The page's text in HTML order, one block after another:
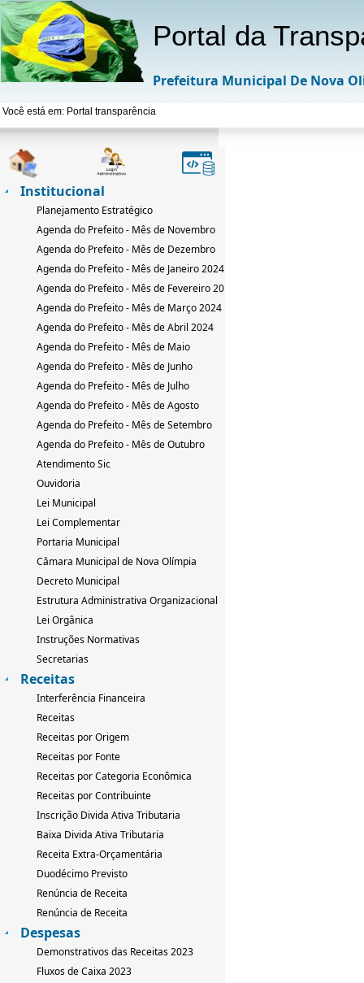
Portal da
Prefeitura Municipal De Nova
Você está em: Portal transparência
Institucional
Planejamento Estratégico
Agenda do Prefeito - Mês de Novembro
Agenda do Prefeito - Mês de Dezembro
Agenda do Prefeito - Mês de Janeiro 2024
Agenda do Prefeito - Mês de Fevereiro 2024
Agenda do Prefeito - Mês de Março 2024
Agenda do Prefeito - Mês de Abril 2024
Agenda do Prefeito - Mês de Maio
Agenda do Prefeito - Mês de Junho
Agenda do Prefeito - Mês de Julho
Agenda do Prefeito - Mês de Agosto
Agenda do Prefeito - Mês de Setembro
Agenda do Prefeito - Mês de Outubro
Atendimento Sic
Ouvidoria
Lei Municipal
Lei Complementar
Portaria Municipal
Câmara Municipal de Nova Olímpia
Decreto Municipal
Estrutura Administrativa Organizacional
Lei Orgânica
Instruções Normativas
Secretarias
Receitas
Interferência Financeira
Receitas
Receitas por Origem
Receitas por Fonte
Receitas por Categoria Econômica
Receitas por Contribuinte
Inscrição Divida Ativa Tributaria
Baixa Divida Ativa Tributaria
Receita Extra-Orçamentária
Duodécimo Previsto
Renúncia de Receita
Renúncia de Receita
Despesas
Demonstrativos das Receitas 2023
Fluxos de Caixa 2023